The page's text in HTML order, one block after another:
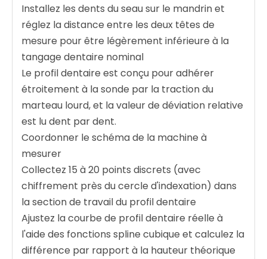
Installez les dents du seau sur le mandrin et
réglez la distance entre les deux têtes de
mesure pour être légèrement inférieure à la
tangage dentaire nominal
Le profil dentaire est conçu pour adhérer
étroitement à la sonde par la traction du
marteau lourd, et la valeur de déviation relative
est lu dent par dent.
Coordonner le schéma de la machine à
mesurer ‌
Collectez 15 à 20 points discrets (avec
chiffrement près du cercle d'indexation) dans
la section de travail du profil dentaire
Ajustez la courbe de profil dentaire réelle à
l'aide des fonctions spline cubique et calculez la
différence par rapport à la hauteur théorique